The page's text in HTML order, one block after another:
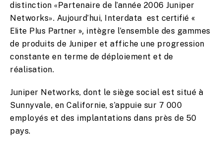
distinction «Partenaire de l’année 2006 Juniper
Networks». Aujourd’hui, Interdata est certifié «
Elite Plus Partner », intègre l’ensemble des gammes
de produits de Juniper et affiche une progression
constante en terme de déploiement et de
réalisation.
Juniper Networks, dont le siège social est situé à
Sunnyvale, en Californie, s’appuie sur 7 000
employés et des implantations dans près de 50
pays.